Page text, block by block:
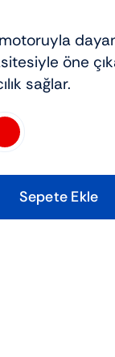
öne
sağlar.
Sepete Ekle